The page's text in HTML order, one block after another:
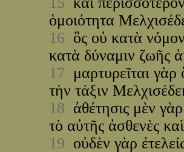
ὁμοιότητα
16 ὃς οὐ κατὰ
κατὰ δύναμιν ζωῆς
17 μαρτυρεῖται γὰρ
τὴν τάξιν
18 ἀθέτησις μὲν
τὸ αὐτῆς ἀσθενὲς
19 οὐδὲν γὰρ